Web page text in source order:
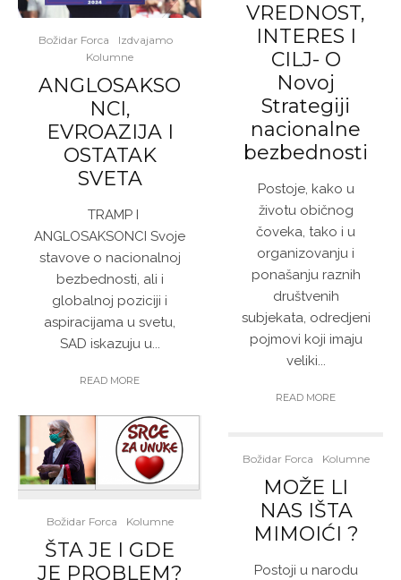
Božidar Forca
Izdvajamo
Kolumne
ANGLOSAKSO
NCI,
EVROAZIJA I
OSTATAK
SVETA
TRAMP I
ANGLOSAKSONCI Svoje
stavove o nacionalnoj
bezbednosti, ali i
globalnoj poziciji i
aspiracijama u svetu,
SAD iskazuju u...
READ MORE
Božidar Forca Kolumne
ŠTA JE I GDE
JE PROBLEM?
VREDNOST,
INTERES I
CILJ- O
Novoj
Strategiji
nacionalne
bezbednosti
Postoje, kako u
životu običnog
čoveka, tako i u
organizovanju i
ponašanju raznih
društvenih
subjekata, odredjeni
pojmovi koji imaju
veliki...
READ MORE
Božidar Forca Kolumne
MOŽE LI
NAS IŠTA
MIMOIĆI ?
Postoji u narodu